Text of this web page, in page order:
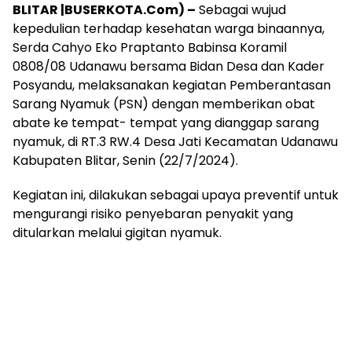
BLITAR |BUSERKOTA.Com) – Sebagai wujud
kepedulian terhadap kesehatan warga binaannya,
Serda Cahyo Eko Praptanto Babinsa Koramil
0808/08 Udanawu bersama Bidan Desa dan Kader
Posyandu, melaksanakan kegiatan Pemberantasan
Sarang Nyamuk (PSN) dengan memberikan obat
abate ke tempat- tempat yang dianggap sarang
nyamuk, di RT.3 RW.4 Desa Jati Kecamatan Udanawu
Kabupaten Blitar, Senin (22/7/2024).
Kegiatan ini, dilakukan sebagai upaya preventif untuk
mengurangi risiko penyebaran penyakit yang
ditularkan melalui gigitan nyamuk.